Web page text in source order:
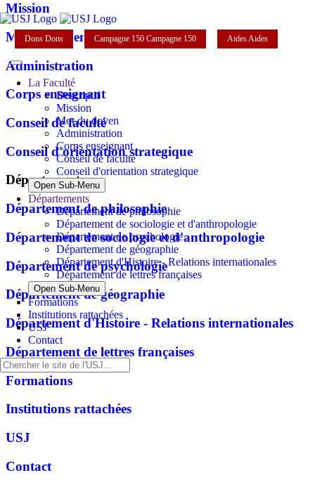
Dons Dons Campagne 150 Campagne 150 AidesAides
La Faculté
Descriptif
Mission
Mot du doyen
Administration
Corps enseignant
Conseil de faculté
Conseil d'orientation strategique
Open Sub-Menu
Départements
Département de philosophie
Département de sociologie et d'anthropologie
Département de psychologie
Département de géographie
Département d'Histoire - Relations internationales
Département de lettres françaises
Open Sub-Menu
Formations
Institutions rattachées
USJ
Contact
Mission
Mot du doyen
Administration
Corps enseignant
Conseil de faculté
Conseil d'orientation strategique
Départements
Département de philosophie
Département de sociologie et d'anthropologie
Département de psychologie
Département de géographie
Département d'Histoire - Relations internationales
Département de lettres françaises
Formations
Institutions rattachées
USJ
Contact